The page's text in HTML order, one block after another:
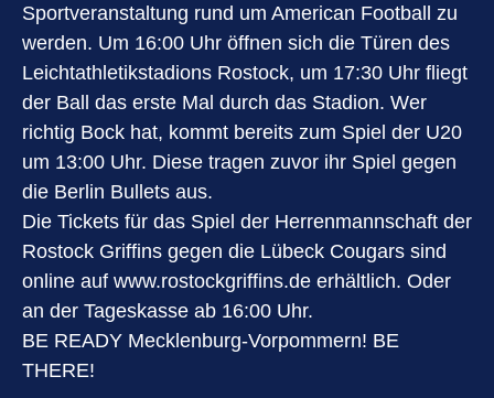
Sportveranstaltung rund um American Football zu
werden. Um 16:00 Uhr öffnen sich die Türen des
Leichtathletikstadions Rostock, um 17:30 Uhr fliegt
der Ball das erste Mal durch das Stadion. Wer
richtig Bock hat, kommt bereits zum Spiel der U20
um 13:00 Uhr. Diese tragen zuvor ihr Spiel gegen
die Berlin Bullets aus.
Die Tickets für das Spiel der Herrenmannschaft der
Rostock Griffins gegen die Lübeck Cougars sind
online auf www.rostockgriffins.de erhältlich. Oder
an der Tageskasse ab 16:00 Uhr.
BE READY Mecklenburg-Vorpommern! BE
THERE!